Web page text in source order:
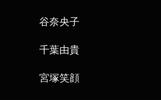
谷奈央子
千葉由貴
宮塚笑顔